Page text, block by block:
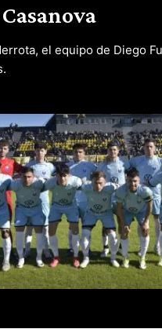
el equipo de Diego